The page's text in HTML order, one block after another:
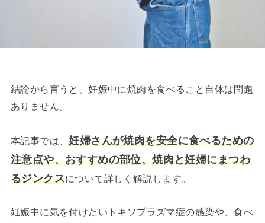
結論から言うと、妊娠中に焼肉を食べること自体は問題
ありません。
本記事では、妊婦さんが焼肉を安全に食べるための
注意点や、おすすめの部位、焼肉と妊婦にまつわ
るジンクスについて詳しく解説します。
妊娠中に気を付けたいトキソプラズマ症の感染や、食べ